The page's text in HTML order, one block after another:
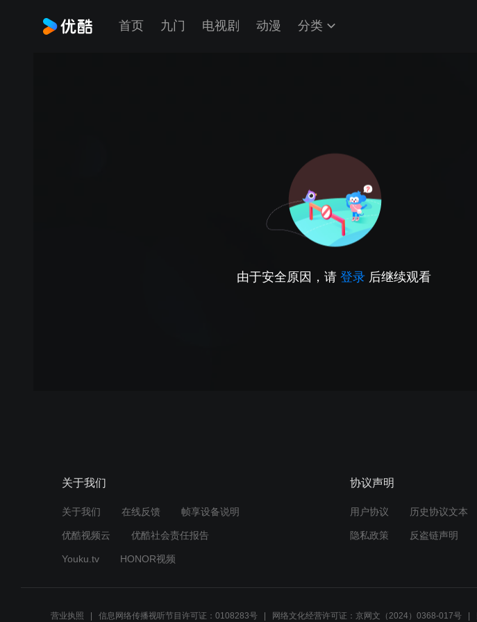
首页 九门 电视剧 动漫 分类
由于安全原因，请 登录 后继续观看
关于我们
关于我们 在线反馈 帧享设备说明
优酷视频云 优酷社会责任报告
Youku.tv HONOR视频
协议声明
用户协议 历史协议文本
隐私政策 反盗链声明
营业执照 信息网络传播视听节目许可证：0108283号 网络文化经营许可证：京网文（2024）0368-017号